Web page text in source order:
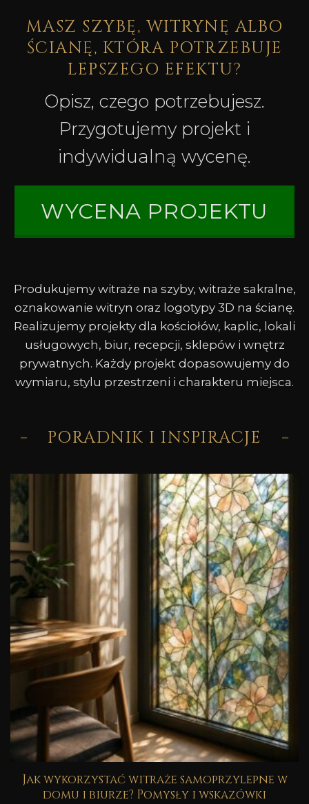
MASZ SZYBĘ, WITRYNĘ ALBO
ŚCIANĘ, KTÓRA POTRZEBUJE
LEPSZEGO EFEKTU?
Opisz, czego potrzebujesz.
Przygotujemy projekt i
indywidualną wycenę.
WYCENA PROJEKTU
Produkujemy witraże na szyby, witraże sakralne,
oznakowanie witryn oraz logotypy 3D na ścianę.
Realizujemy projekty dla kościołów, kaplic, lokali
usługowych, biur, recepcji, sklepów i wnętrz
prywatnych. Każdy projekt dopasowujemy do
wymiaru, stylu przestrzeni i charakteru miejsca.
PORADNIK I INSPIRACJE
Jak wykorzystać witraże samoprzylepne w
domu i biurze? Pomysły i wskazówki